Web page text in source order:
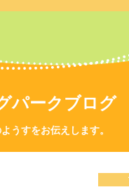
パークブログ
うすをお伝えします。